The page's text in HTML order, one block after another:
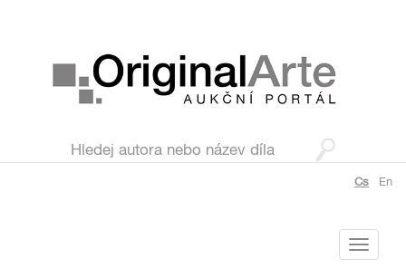
Cs En
Toggle